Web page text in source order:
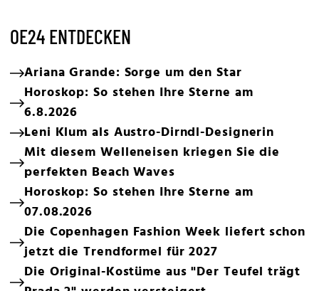
OE24 ENTDECKEN
Ariana Grande: Sorge um den Star
Horoskop: So stehen Ihre Sterne am
6.8.2026
Leni Klum als Austro-Dirndl-Designerin
Mit diesem Welleneisen kriegen Sie die
perfekten Beach Waves
Horoskop: So stehen Ihre Sterne am
07.08.2026
Die Copenhagen Fashion Week liefert schon
jetzt die Trendformel für 2027
Die Original-Kostüme aus "Der Teufel trägt